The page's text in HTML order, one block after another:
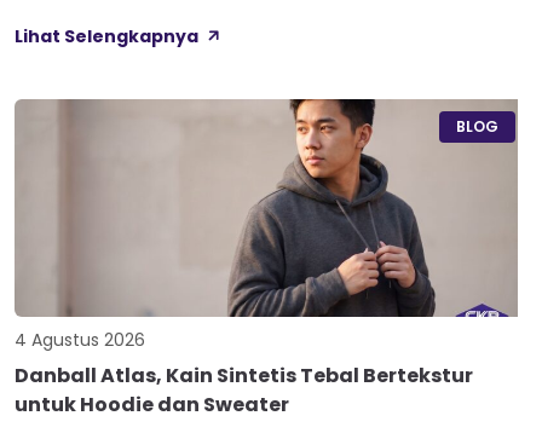
benang atau jenis rajutan, bukan dari angka ketebalan
Lihat Selengkapnya
BLOG
4 Agustus 2026
Danball Atlas, Kain Sintetis Tebal Bertekstur
untuk Hoodie dan Sweater